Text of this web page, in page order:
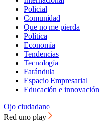
Policial
Comunidad
Que no me pierda
Política
Economía
Tendencias
Tecnología
Farándula
Espacio Empresarial
Educación e innovación
Ojo ciudadano
Red uno play